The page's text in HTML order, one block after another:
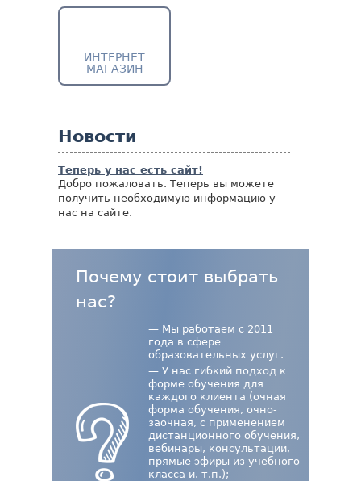
ИНТЕРНЕТ
МАГАЗИН
Новости
Теперь у нас есть сайт!
Добро пожаловать. Теперь вы можете
получить необходимую информацию у
нас на сайте.
Почему стоит выбрать
нас?
— Мы работаем с 2011
года в сфере
образовательных услуг.
— У нас гибкий подход к
форме обучения для
каждого клиента (очная
форма обучения, очно-
заочная, с применением
дистанционного обучения,
вебинары, консультации,
прямые эфиры из учебного
класса и. т.п.);